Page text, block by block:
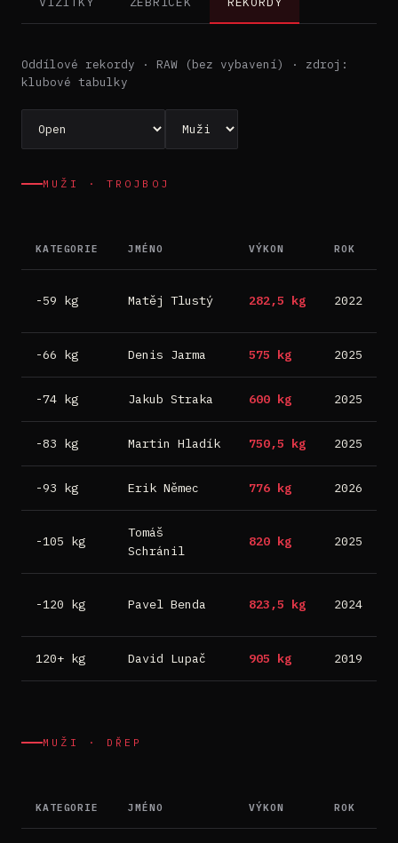
Oddílové rekordy · RAW (bez vybavení) · zdroj:
klubové tabulky
MUŽI · TROJBOJ
KATEGORIE JMÉNO VÝKON ROK
-59 kg Matěj Tlustý 282,5 kg 2022
-66 kg Denis Jarma 575 kg 2025
-74 kg Jakub Straka 600 kg 2025
-83 kg Martin Hladík 750,5 kg 2025
-93 kg Erik Němec 776 kg 2026
-105 kg
Tomáš
Schránil
820 kg 2025
-120 kg Pavel Benda 823,5 kg 2024
120+ kg David Lupač 905 kg 2019
MUŽI · DŘEP
KATEGORIE JMÉNO VÝKON ROK